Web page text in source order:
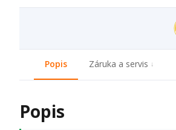
Popis Záruka a servis
Popis